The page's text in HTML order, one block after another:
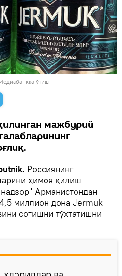
ўтиш
мажбурий
Россиянинг
ҳимоя қилиш
Арманистондан
миллион дона Jermuk
сотишни тўхтатишни